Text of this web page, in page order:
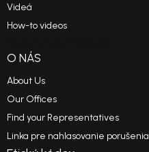
Videá
How-to videos
O NÁS
About Us
Our Offices
Find your Representatives
Linka pre nahlasovanie